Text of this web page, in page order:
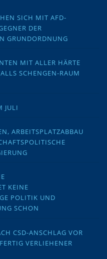
SICH MIT AFD-
DER
GRUNDORDNUNG
MIT ALLER HÄRTE
SCHENGEN-RAUM
JULI
ARBEITSPLATZABBAU
KEINE
POLITIK UND
SCHON
CSD-ANSCHLAG VOR
VERLIEHENER